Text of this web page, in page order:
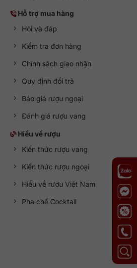
Hỗ trợ mua hàng
Hỏi và đáp
Kiểm tra đơn hàng
Chính sách giao nhận
Quy định đổi trả
Báo giá rượu ngoại
Đánh giá rượu vang
Hiểu về rượu
Kiến thức rượu vang
Kiến thức rượu ngoại
Hiểu về rượu Việt Nam
Pha chế Cocktail